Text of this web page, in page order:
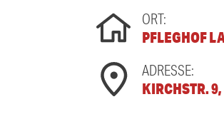
ORT:
PFLEGHOF
ADRESSE:
KIRCHSTR.